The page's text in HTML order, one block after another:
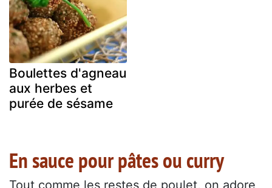
Boulettes d'agneau
aux herbes et
purée de sésame
En sauce pour pâtes ou curry